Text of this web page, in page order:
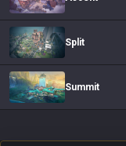
Split
Summit